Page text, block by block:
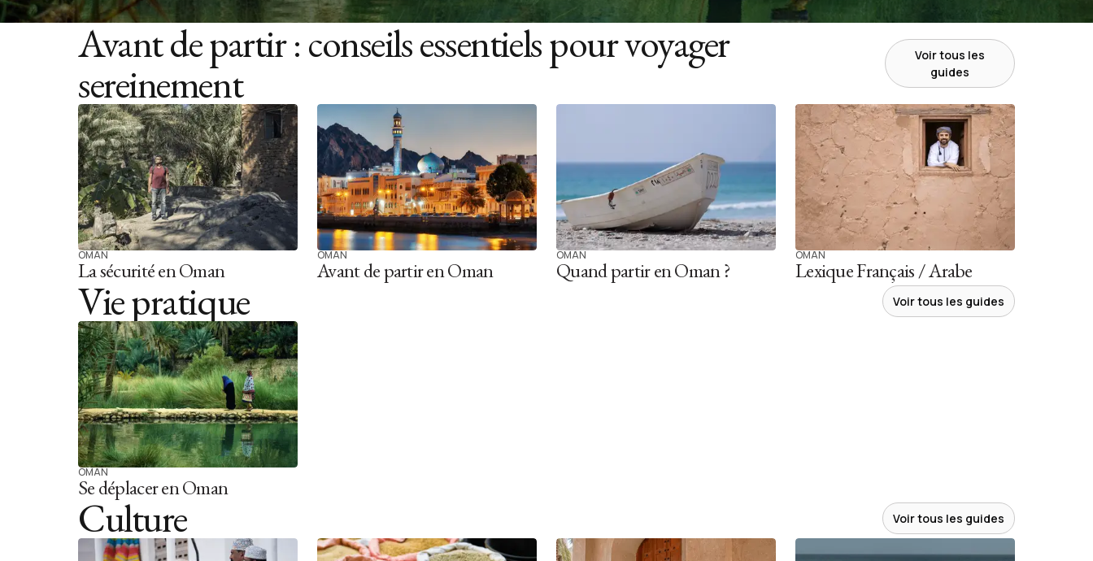
Avant de partir : conseils essentiels pour voyager
sereinement
Voir tous les
guides
OMAN
La sécurité en Oman
OMAN
Avant de partir en Oman
OMAN
Quand partir en Oman ?
OMAN
Lexique Français / Arabe
Vie pratique Voir tous les guides
OMAN
Se déplacer en Oman
Culture Voir tous les guides